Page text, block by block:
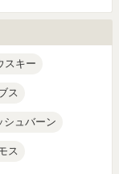
スキー
ス
シュバーン
ス